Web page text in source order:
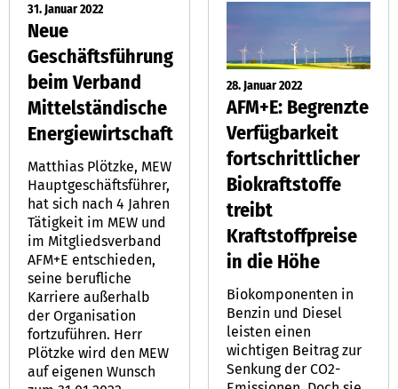
31. Januar 2022
Neue
Geschäftsführung
beim Verband
Mittelständische
Energiewirtschaft
Matthias Plötzke, MEW
Hauptgeschäftsführer,
hat sich nach 4 Jahren
Tätigkeit im MEW und
im Mitgliedsverband
AFM+E entschieden,
seine berufliche
Karriere außerhalb
der Organisation
fortzuführen. Herr
Plötzke wird den MEW
auf eigenen Wunsch
28. Januar 2022
AFM+E: Begrenzte
Verfügbarkeit
fortschrittlicher
Biokraftstoffe
treibt
Kraftstoffpreise
in die Höhe
Biokomponenten in
Benzin und Diesel
leisten einen
wichtigen Beitrag zur
Senkung der CO2-